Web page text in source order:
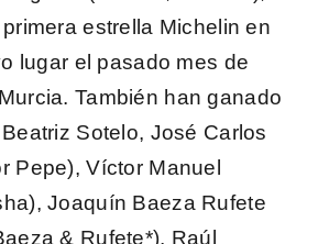
estrella Michelin en
lugar el pasado mes de
También han ganado
Sotelo, José Carlos
Pepe), Víctor Manuel
Joaquín Baeza Rufete
& Rufete*), Raúl